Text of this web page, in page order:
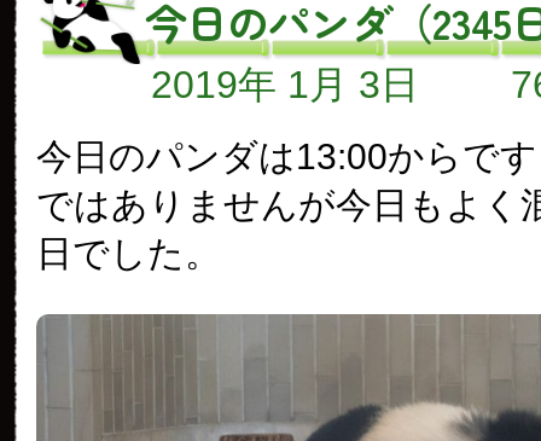
今日のパンダ（2345
2019年 1月 3日
今日のパンダは13:00からで
ではありませんが今日もよく
日でした。